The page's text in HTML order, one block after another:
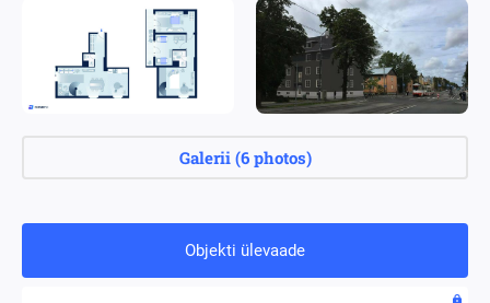
Galerii (6 photos)
Objekti ülevaade